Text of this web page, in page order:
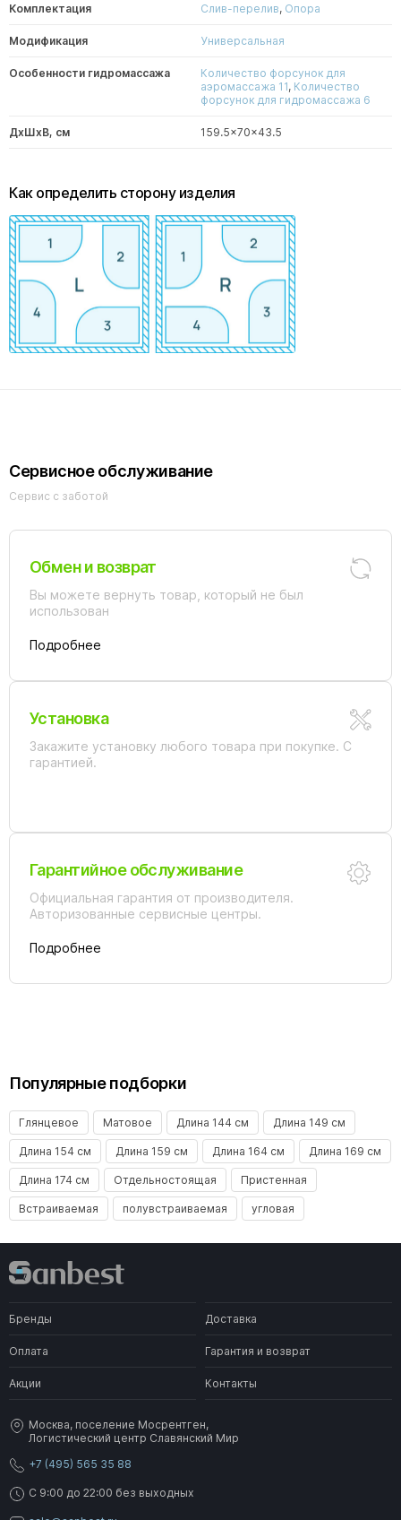
Комплектация Слив-перелив, Опора
Модификация Универсальная
Особенности гидромассажа
Количество форсунок для
аэромассажа 11, Количество
форсунок для гидромассажа 6
ДxШxВ, см 159.5x70x43.5
Как определить сторону изделия
Сервисное обслуживание
Сервис с заботой
Обмен и возврат
Вы можете вернуть товар, который не был
использован
Подробнее
Установка
Закажите установку любого товара при покупке. С
гарантией.
Гарантийное обслуживание
Официальная гарантия от производителя.
Авторизованные сервисные центры.
Подробнее
Популярные подборки
Глянцевое Матовое Длина 144 см Длина 149 см
Длина 154 см Длина 159 см Длина 164 см Длина 169 см
Длина 174 см Отдельностоящая Пристенная
Встраиваемая полувстраиваемая угловая
Бренды Доставка
Оплата Гарантия и возврат
Акции Контакты
Москва, поселение Мосрентген,
Логистический центр Славянский Мир
+7 (495) 565 35 88
C 9:00 до 22:00 без выходных